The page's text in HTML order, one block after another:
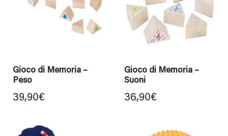
Gioco di Memoria –
Peso
39,90€
Gioco di Memoria –
Suoni
36,90€